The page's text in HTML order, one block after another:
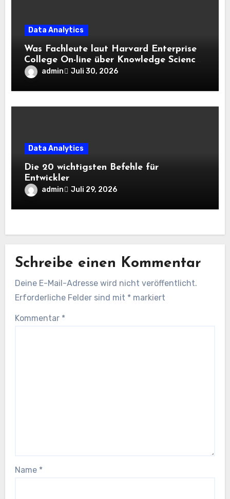
Data Analytics
Was Fachleute laut Harvard Enterprise
College On-line über Knowledge Science
und KI wissen sollten
admin Juli 30, 2026
Data Analytics
Die 20 wichtigsten Befehle für
Entwickler
admin Juli 29, 2026
Schreibe einen Kommentar
Deine E-Mail-Adresse wird nicht veröffentlicht.
Erforderliche Felder sind mit * markiert
Kommentar *
Name *